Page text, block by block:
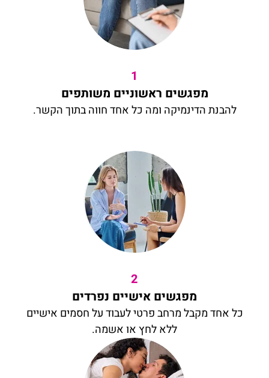
1
מפגשים ראשוניים משותפים
להבנת הדינמיקה ומה כל אחד חווה בתוך הקשר.
2
מפגשים אישיים נפרדים
כל אחד מקבל מרחב פרטי לעבוד על חסמים אישיים
ללא לחץ או אשמה.